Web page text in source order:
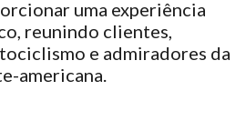
uma experiência
reunindo clientes,
e admiradores da
americana.